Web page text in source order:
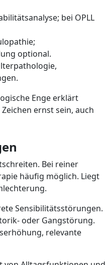
bei OPLL
optional.
Enge erklärt
ernst sein, auch
Bei reiner
häufig möglich. Liegt
Sensibilitätsstörungen.
oder Gangstörung.
relevante